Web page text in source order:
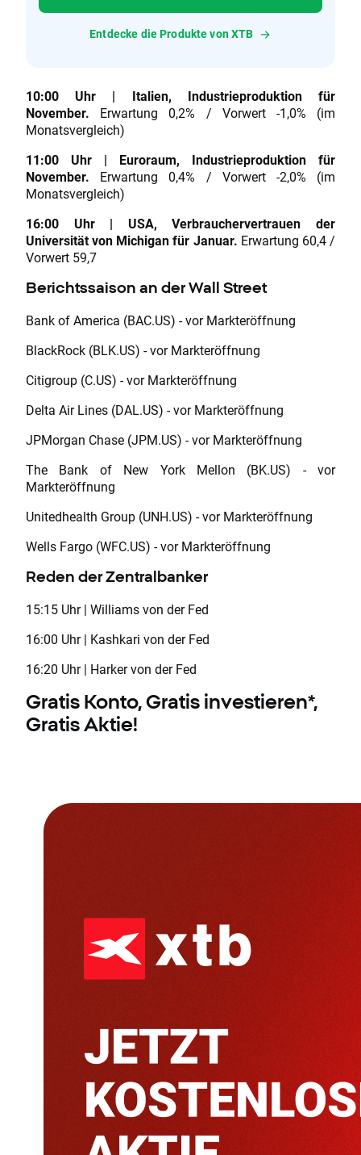
Entdecke die Produkte von XTB
10:00 Uhr | Italien, Industrieproduktion für
November. Erwartung 0,2% / Vorwert -1,0% (im
Monatsvergleich)
11:00 Uhr | Euroraum, Industrieproduktion für
November. Erwartung 0,4% / Vorwert -2,0% (im
Monatsvergleich)
16:00 Uhr | USA, Verbrauchervertrauen der
Universität von Michigan für Januar. Erwartung 60,4 /
Vorwert 59,7
Berichtssaison an der Wall Street
Bank of America (BAC.US) - vor Markteröffnung
BlackRock (BLK.US) - vor Markteröffnung
Citigroup (C.US) - vor Markteröffnung
Delta Air Lines (DAL.US) - vor Markteröffnung
JPMorgan Chase (JPM.US) - vor Markteröffnung
The Bank of New York Mellon (BK.US) - vor
Markteröffnung
Unitedhealth Group (UNH.US) - vor Markteröffnung
Wells Fargo (WFC.US) - vor Markteröffnung
Reden der Zentralbanker
15:15 Uhr | Williams von der Fed
16:00 Uhr | Kashkari von der Fed
16:20 Uhr | Harker von der Fed
Gratis Konto, Gratis investieren*,
Gratis Aktie!